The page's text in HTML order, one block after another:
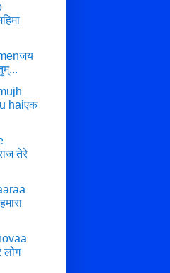
haiएक
तेरे
लोेग